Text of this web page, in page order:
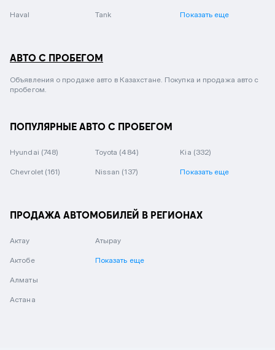
Haval Tank Показать еще
АВТО С ПРОБЕГОМ
Объявления о продаже авто в Казахстане. Покупка и продажа авто с
пробегом.
ПОПУЛЯРНЫЕ АВТО С ПРОБЕГОМ
Hyundai (748) Toyota (484) Kia (332)
Chevrolet (161) Nissan (137) Показать еще
ПРОДАЖА АВТОМОБИЛЕЙ В РЕГИОНАХ
Актау
Актобе
Алматы
Астана
Атырау
Показать еще